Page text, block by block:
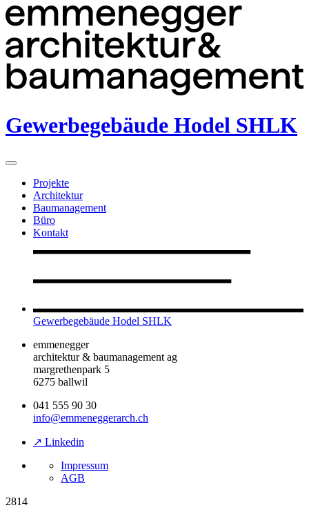
Gewerbegebäude Hodel SHLK
Projekte
Architektur
Baumanagement
Büro
Kontakt
Gewerbegebäude Hodel SHLK
emmenegger
architektur & baumanagement ag
margrethenpark 5
6275 ballwil
041 555 90 30
info@emmeneggerarch.ch
↗ Linkedin
Impressum
AGB
2814